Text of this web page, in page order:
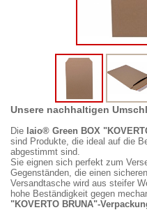
Unsere nachhaltigen
Die laio® Green BOX
sind Produkte, die ideal auf die
abgestimmt sind.
Sie eignen sich perfekt zum
Gegenständen, die einen
Versandtasche wird aus steifer
hohe Beständigkeit gegen
"KOVERTO BRUNA"-